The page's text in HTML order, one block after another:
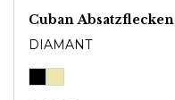
Cuban Absatzflecken
DIAMANT